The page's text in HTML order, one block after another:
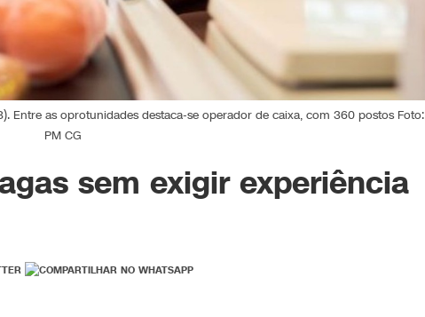
Entre as oprotunidades destaca-se operador de caixa, com 360 postos Foto:
PM CG
sem exigir experiência